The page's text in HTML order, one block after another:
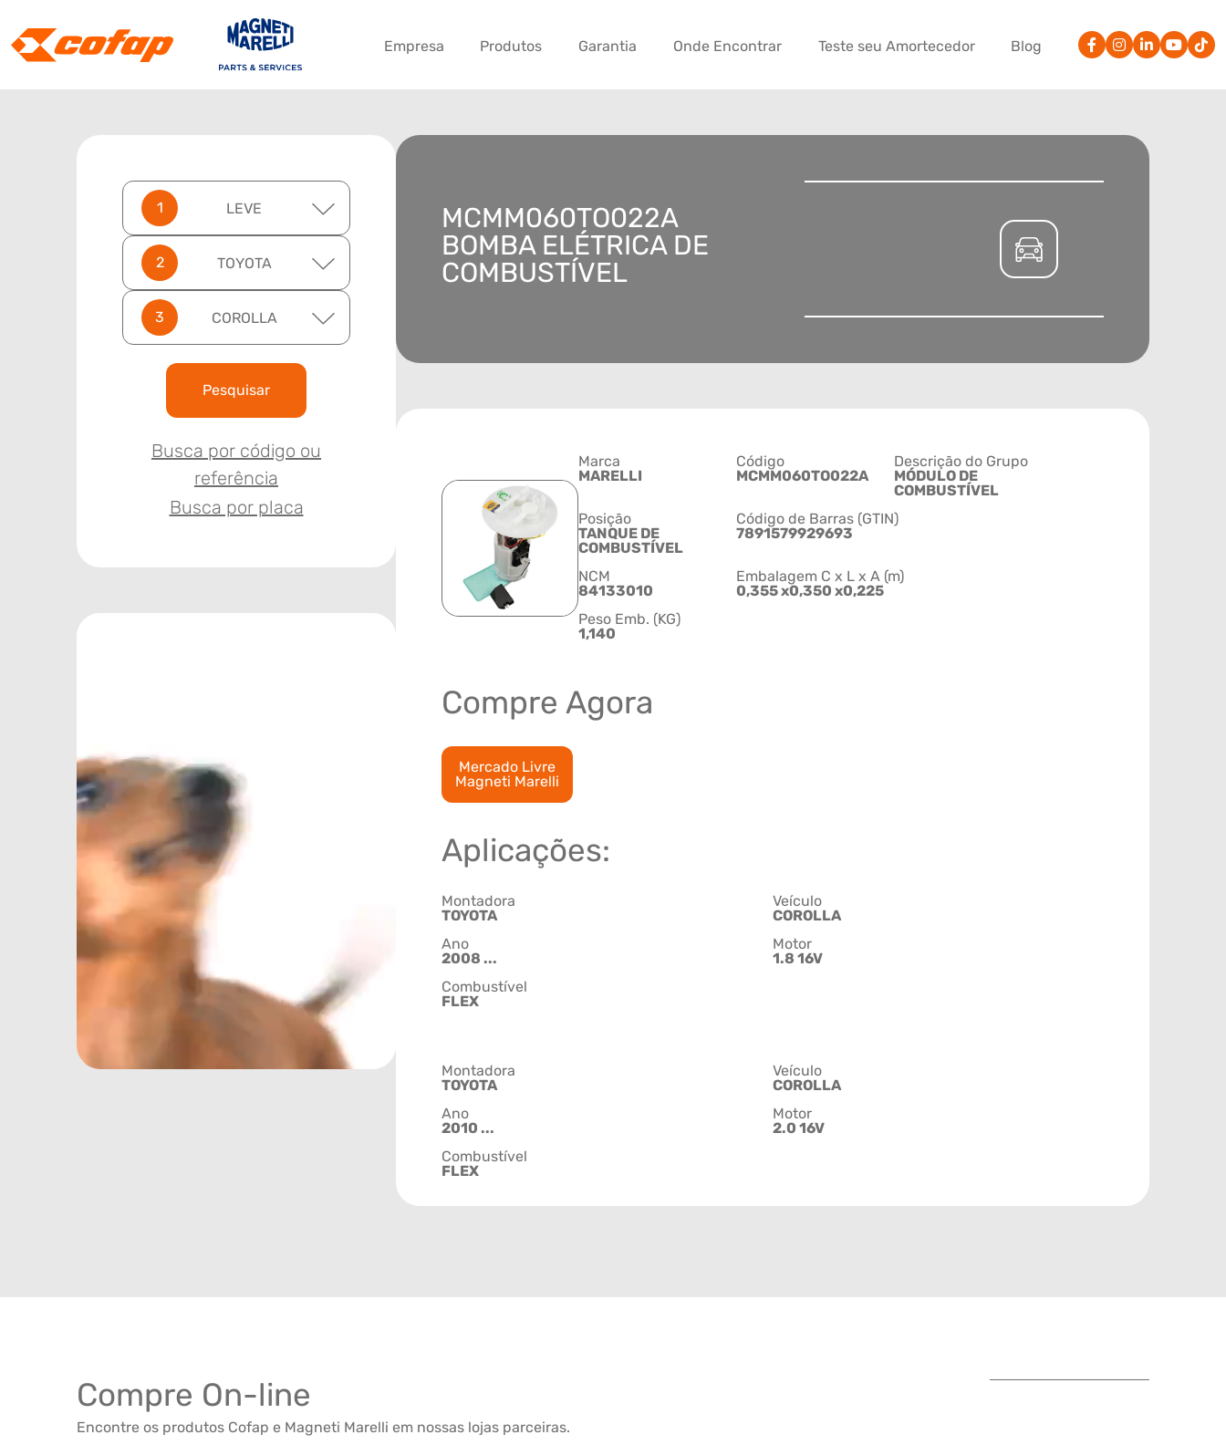
Empresa Produtos Garantia Onde Encontrar Teste seu Amortecedor Blog
LEVE
TOYOTA
COROLLA
Pesquisar
Busca por código ou
referência
Busca por placa
MCMM060TO022A
BOMBA ELÉTRICA DE
COMBUSTÍVEL
Marca
MARELLI
Código
MCMM060TO022A
Descrição do Grupo
MÓDULO DE
COMBUSTÍVEL
Posição
TANQUE DE
COMBUSTÍVEL
Código de Barras (GTIN)
7891579929693
NCM
84133010
Embalagem C x L x A (m)
0,355 x0,350 x0,225
Peso Emb. (KG)
1,140
Compre Agora
Mercado Livre
Magneti Marelli
Aplicações:
Montadora
TOYOTA
Veículo
COROLLA
Ano
2008 ...
Motor
1.8 16V
Combustível
FLEX
Montadora
TOYOTA
Veículo
COROLLA
Ano
2010 ...
Motor
2.0 16V
Combustível
FLEX
Compre On-line
Encontre os produtos Cofap e Magneti Marelli em nossas lojas parceiras.